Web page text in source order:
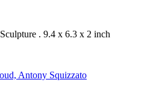
Sculpture . 9.4 x 6.3 x 2 inch